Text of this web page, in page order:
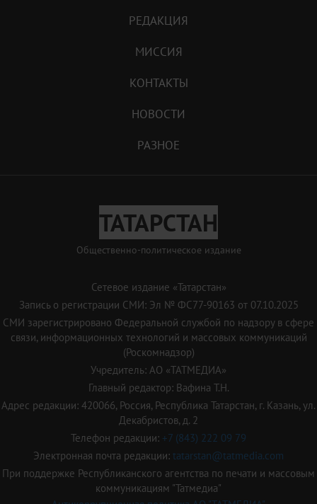
РЕДАКЦИЯ
МИССИЯ
КОНТАКТЫ
НОВОСТИ
РАЗНОЕ
ТАТАРСТАН
Общественно-политическое издание
Сетевое издание «Татарстан»
Запись о регистрации СМИ: Эл № ФС77-90163 от 07.10.2025
СМИ зарегистрировано Федеральной службой по надзору в сфере
связи, информационных технологий и массовых коммуникаций
(Роскомнадзор)
Учредитель: АО «ТАТМЕДИА»
Главный редактор: Вафина Т.Н.
Адрес редакции: 420066, Россия, Республика Татарстан, г. Казань, ул.
Декабристов, д. 2
Телефон редакции: +7 (843) 222 09 79
Электронная почта редакции: tatarstan@tatmedia.com
При поддержке Республиканского агентства по печати и массовым
коммуникациям "Татмедиа"